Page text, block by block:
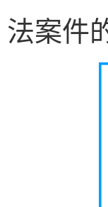
法案件